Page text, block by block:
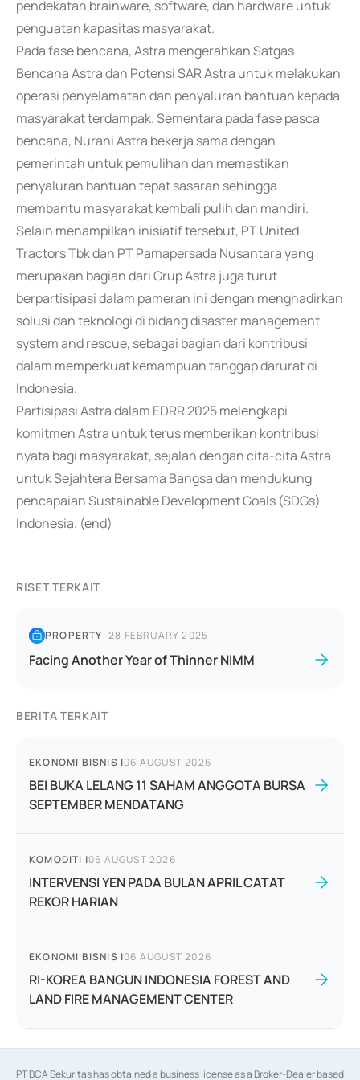
pendekatan brainware, software, dan hardware untuk
penguatan kapasitas masyarakat.
Pada fase bencana, Astra mengerahkan Satgas
Bencana Astra dan Potensi SAR Astra untuk melakukan
operasi penyelamatan dan penyaluran bantuan kepada
masyarakat terdampak. Sementara pada fase pasca
bencana, Nurani Astra bekerja sama dengan
pemerintah untuk pemulihan dan memastikan
penyaluran bantuan tepat sasaran sehingga
membantu masyarakat kembali pulih dan mandiri.
Selain menampilkan inisiatif tersebut, PT United
Tractors Tbk dan PT Pamapersada Nusantara yang
merupakan bagian dari Grup Astra juga turut
berpartisipasi dalam pameran ini dengan menghadirkan
solusi dan teknologi di bidang disaster management
system and rescue, sebagai bagian dari kontribusi
dalam memperkuat kemampuan tanggap darurat di
Indonesia.
Partisipasi Astra dalam EDRR 2025 melengkapi
komitmen Astra untuk terus memberikan kontribusi
nyata bagi masyarakat, sejalan dengan cita-cita Astra
untuk Sejahtera Bersama Bangsa dan mendukung
pencapaian Sustainable Development Goals (SDGs)
Indonesia. (end)
RISET TERKAIT
PROPERTY|28 FEBRUARY 2025
Facing Another Year of Thinner NIMM
BERITA TERKAIT
EKONOMI BISNIS |06 AUGUST 2026
BEI BUKA LELANG 11 SAHAM ANGGOTA BURSA
SEPTEMBER MENDATANG
KOMODITI |06 AUGUST 2026
INTERVENSI YEN PADA BULAN APRIL CATAT
REKOR HARIAN
EKONOMI BISNIS |06 AUGUST 2026
RI-KOREA BANGUN INDONESIA FOREST AND
LAND FIRE MANAGEMENT CENTER
PT BCA Sekuritas has obtained a business license as a Broker-Dealer based